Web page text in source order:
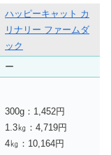
ハッピーキャット カ
リナリー ファームダ
ック
ー
300g：1,452円
1.3㎏：4,719円
4㎏：10,164円